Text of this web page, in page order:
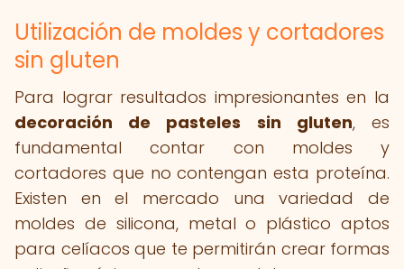
Utilización de moldes y cortadores
sin gluten
Para lograr resultados impresionantes en la
decoración de pasteles sin gluten, es
fundamental contar con moldes y
cortadores que no contengan esta proteína.
Existen en el mercado una variedad de
moldes de silicona, metal o plástico aptos
para celíacos que te permitirán crear formas